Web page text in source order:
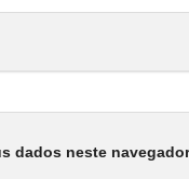
dados neste